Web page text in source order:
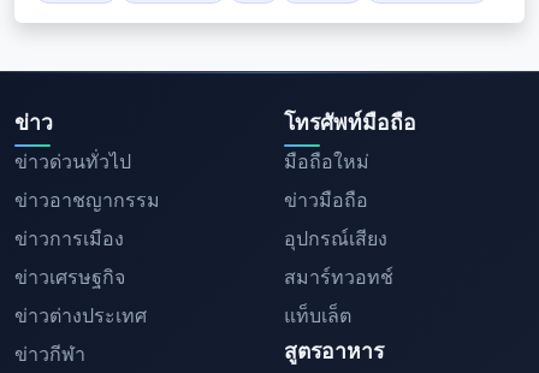
ข่าว
ข่าวด่วนทั่วไป
ข่าวอาชญากรรม
ข่าวการเมือง
ข่าวเศรษฐกิจ
ข่าวต่างประเทศ
ข่าวกีฬา
โทรศัพท์มือถือ
มือถือใหม่
ข่าวมือถือ
อุปกรณ์เสียง
สมาร์ทวอทช์
แท็บเล็ต
สูตรอาหาร